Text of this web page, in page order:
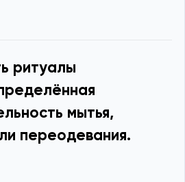
ритуалы
мытья,
переодевания.